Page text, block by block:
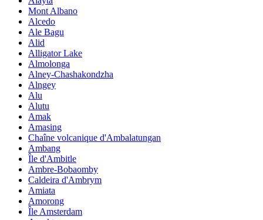
Mont Albano
Alcedo
Ale Bagu
Alid
Alligator Lake
Almolonga
Alney-Chashakondzha
Alngey
Alu
Alutu
Amak
Amasing
Chaîne volcanique d'Ambalatungan
Ambang
Île d'Ambitle
Ambre-Bobaomby
Caldeira d'Ambrym
Amiata
Amorong
Île Amsterdam